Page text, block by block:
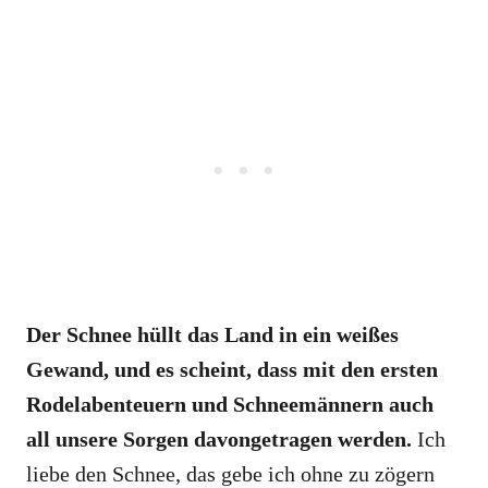
Der Schnee hüllt das Land in ein weißes
Gewand, und es scheint, dass mit den ersten
Rodelabenteuern und Schneemännern auch
all unsere Sorgen davongetragen werden. Ich
liebe den Schnee, das gebe ich ohne zu zögern